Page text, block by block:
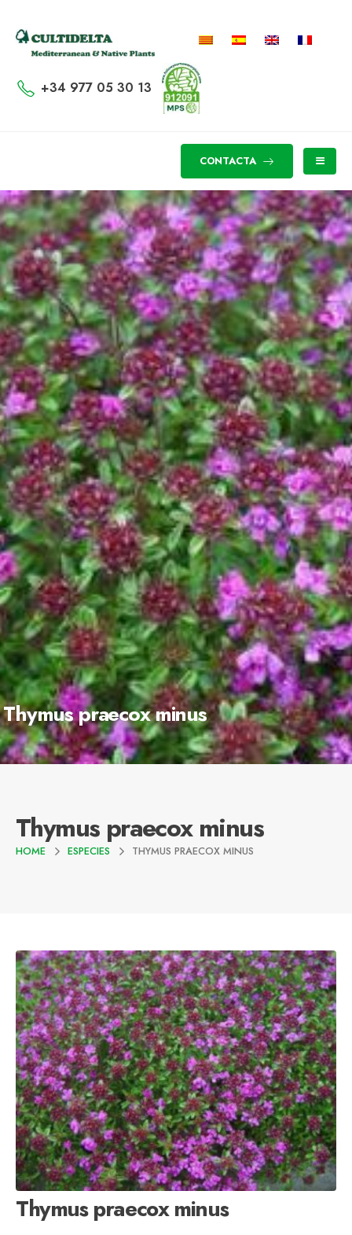
+34 977 05 30 13
CONTACTA
Thymus praecox minus
Thymus praecox minus
HOME ESPECIES THYMUS PRAECOX MINUS
Thymus praecox minus